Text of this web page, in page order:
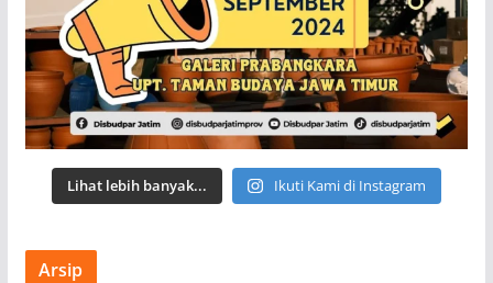
Lihat lebih banyak... Ikuti Kami di Instagram
Arsip